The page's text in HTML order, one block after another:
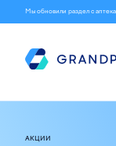
Мы обновили раздел с
АКЦИИ